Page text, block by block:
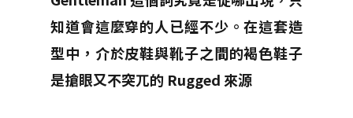
知道會這麼穿的人已經不少。在這套造
型中，介於皮鞋與靴子之間的褐色鞋子
是搶眼又不突兀的 Rugged 來源